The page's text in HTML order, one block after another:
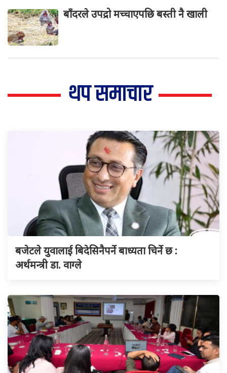
बाँदरले उपद्रो मच्चाएपछि बस्ती नै खाली
थप समाचार
बजेटले युवालाई बिदेसिनैपर्ने बाध्यता चिर्ने छ :
अर्थमन्त्री डा. वाग्ले